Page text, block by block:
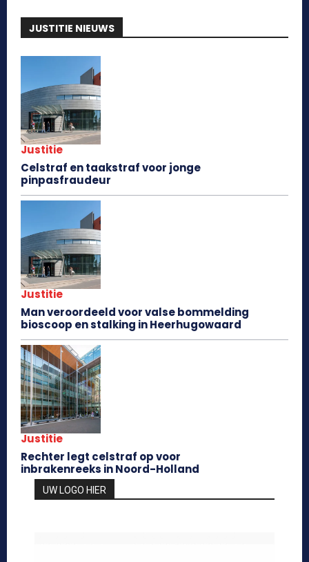
JUSTITIE NIEUWS
Justitie
Celstraf en taakstraf voor jonge
pinpasfraudeur
Justitie
Man veroordeeld voor valse bommelding
bioscoop en stalking in Heerhugowaard
Justitie
Rechter legt celstraf op voor
inbrakenreeks in Noord-Holland
UW LOGO HIER